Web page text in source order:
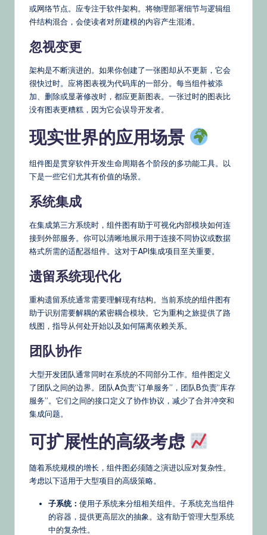
或网络节点。应专注于软件架构。将物理部署细节与逻辑组
件结构混合，会使读者对所建模的内容产生混淆。
忽视变更
架构是不断演进的。如果你创建了一张图却从不更新，它会
很快过时。应将图表视为代码库的一部分。每当组件被添
加、删除或显著修改时，都应更新图表。一张过时的图表比
没有图表更糟糕，因为它会误导开发者。
现实世界的应用场景
组件图是贯穿软件开发生命周期各个阶段的多功能工具。以
下是一些它们尤其有价值的场景。
系统集成
在集成第三方系统时，组件图有助于可视化内部模块如何连
接到外部服务。你可以清晰地展示用于连接不同协议或数据
格式所需的适配器组件。这对于API集成项目至关重要。
遗留系统现代化
重构遗留系统通常需要理解现有结构。当前系统的组件图有
助于识别需要解耦的紧密耦合模块。它为重构之旅提供了路
线图，指导从何处开始以及如何隔离依赖关系。
团队协作
大型开发团队通常同时在系统的不同部分工作。组件图定义
了团队之间的边界。团队A负责“订单服务”，团队B负责“库存
服务”。它们之间的接口定义了协作协议，减少了合并冲突和
集成问题。
可扩展性的高级考虑
随着系统规模的增长，组件图必须随之演进以应对复杂性。
考虑以下适用于大型项目的高级策略。
子系统： 使用子系统来分组相关组件。子系统充当组件
的容器，提供更高层次的抽象。这有助于管理大型系统
中的复杂性。